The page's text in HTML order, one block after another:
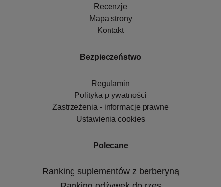
Recenzje
Mapa strony
Kontakt
Bezpieczeństwo
Regulamin
Polityka prywatności
Zastrzeżenia - informacje prawne
Ustawienia cookies
Polecane
Ranking suplementów z berberyną